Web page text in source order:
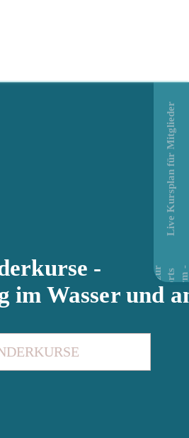
-
im Wasser und
Live Kursplan für Mitglieder